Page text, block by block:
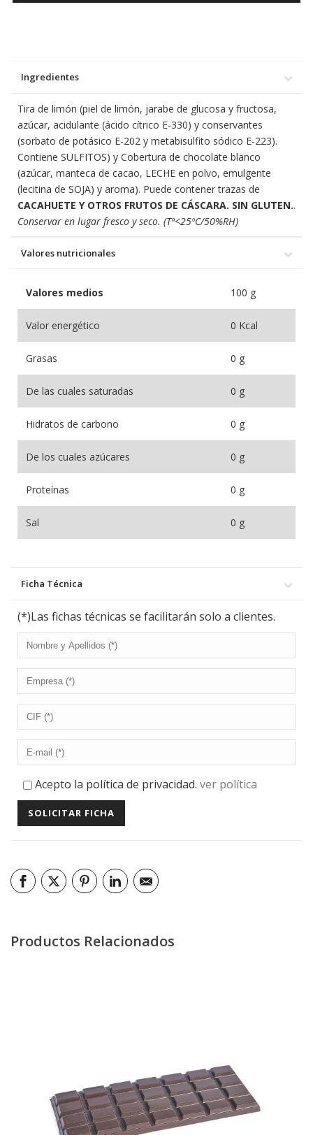
Ingredientes
Tira de limón (piel de limón, jarabe de glucosa y fructosa,
azúcar, acidulante (ácido cítrico E-330) y conservantes
(sorbato de potásico E-202 y metabisulfito sódico E-223).
Contiene SULFITOS) y Cobertura de chocolate blanco
(azúcar, manteca de cacao, LECHE en polvo, emulgente
(lecitina de SOJA) y aroma). Puede contener trazas de
CACAHUETE Y OTROS FRUTOS DE CÁSCARA. SIN GLUTEN..
Conservar en lugar fresco y seco. (Tª<25ºC/50%RH)
Valores nutricionales
Valores medios 100 g
Valor energético 0 Kcal
Grasas 0 g
De las cuales saturadas 0 g
Hidratos de carbono 0 g
De los cuales azúcares 0 g
Proteínas 0 g
Sal 0 g
Ficha Técnica
(*)Las fichas técnicas se facilitarán solo a clientes.
Acepto la política de privacidad. ver política
Productos Relacionados